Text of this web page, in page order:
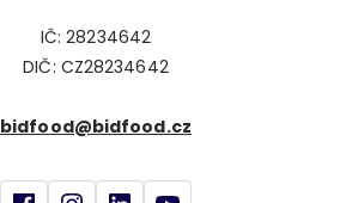
IČ: 28234642
DIČ: CZ28234642
bidfood@bidfood.cz